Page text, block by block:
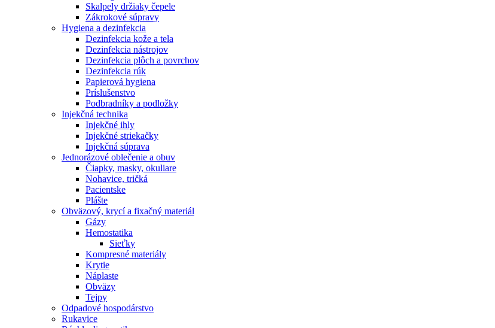
Skalpely držiaky čepele
Zákrokové súpravy
Hygiena a dezinfekcia
Dezinfekcia kože a tela
Dezinfekcia nástrojov
Dezinfekcia plôch a povrchov
Dezinfekcia rúk
Papierová hygiena
Príslušenstvo
Podbradníky a podložky
Injekčná technika
Injekčné ihly
Injekčné striekačky
Injekčná súprava
Jednorázové oblečenie a obuv
Čiapky, masky, okuliare
Nohavice, tričká
Pacientske
Plášte
Obväzový, krycí a fixačný materiál
Gázy
Hemostatika
Sieťky
Kompresné materiály
Krytie
Náplaste
Obväzy
Tejpy
Odpadové hospodárstvo
Rukavice